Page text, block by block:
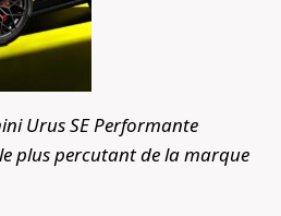
Urus SE Performante
plus percutant de la marque